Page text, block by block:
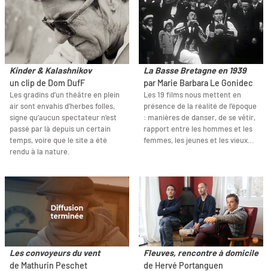
Kinder & Kalashnikov
un clip de Dom DufF
Les gradins d’un théâtre en plein
air sont envahis d’herbes folles,
signe qu’aucun spectateur n’est
passé par là depuis un certain
temps, voire que le site a été
rendu à la nature.
La Basse Bretagne en 1939
par Marie Barbara Le Gonidec
Les 19 films nous mettent en
présence de la réalité de l’époque
: manières de danser, de se vêtir,
rapport entre les hommes et les
femmes, les jeunes et les vieux…
Les convoyeurs du vent
de Mathurin Peschet
Fleuves, rencontre à domicile
de Hervé Portanguen